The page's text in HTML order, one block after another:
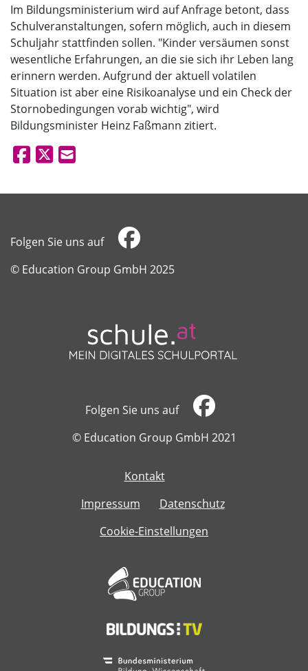
Im Bildungsministerium wird auf Anfrage betont, dass
Schulveranstaltungen, sofern möglich, auch in diesem
Schuljahr stattfinden sollen. "Kinder versäumen sonst
wesentliche Erfahrungen, an die sie sich ihr Leben lang
erinnern werden. Aufgrund der aktuell volatilen
Situation ist aber eine Risikoanalyse und ein Check der
Stornobedingungen vorab wichtig", wird
Bildungsminister Heinz Faßmann zitiert.
Folgen Sie uns auf
​​​​​​​© Education Group GmbH 2025
Folgen Sie uns auf
​​​​​​​© Education Group GmbH 2021
Kontakt
Impressum
Datenschutz
Cookie-Einstellungen